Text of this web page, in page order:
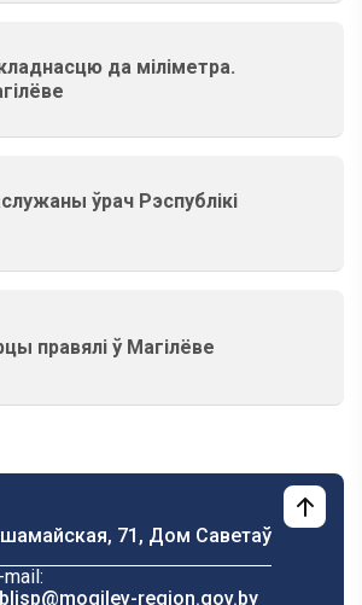
да міліметра.
ўрач Рэспублікі
правялі ў Магілёве
71, Дом Саветаў
mail:
region.gov.by